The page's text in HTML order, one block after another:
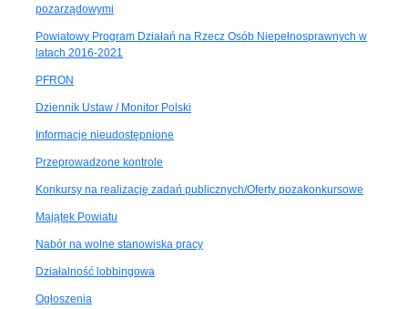
pozarządowymi
Powiatowy Program Działań na Rzecz Osób Niepełnosprawnych w
latach 2016-2021
PFRON
Dziennik Ustaw / Monitor Polski
Informacje nieudostępnione
Przeprowadzone kontrole
Konkursy na realizację zadań publicznych/Oferty pozakonkursowe
Majątek Powiatu
Nabór na wolne stanowiska pracy
Działalność lobbingowa
Ogłoszenia